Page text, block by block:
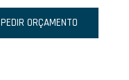
PEDIR ORÇAMENTO